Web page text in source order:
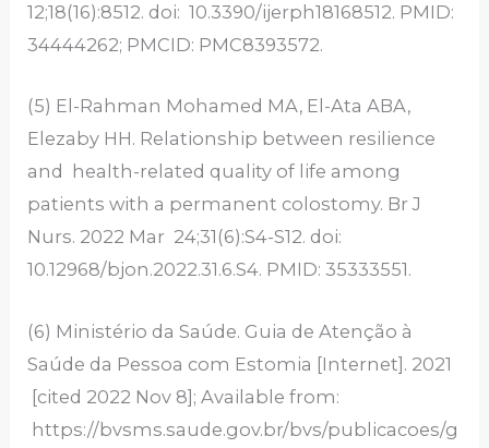
12;18(16):8512. doi: 10.3390/ijerph18168512. PMID:
34444262; PMCID: PMC8393572.
(5) El-Rahman Mohamed MA, El-Ata ABA,
Elezaby HH. Relationship between resilience
and health-related quality of life among
patients with a permanent colostomy. Br J
Nurs. 2022 Mar 24;31(6):S4-S12. doi:
10.12968/bjon.2022.31.6.S4. PMID: 35333551.
(6) Ministério da Saúde. Guia de Atenção à
Saúde da Pessoa com Estomia [Internet]. 2021
[cited 2022 Nov 8]; Available from:
https://bvsms.saude.gov.br/bvs/publicacoes/g